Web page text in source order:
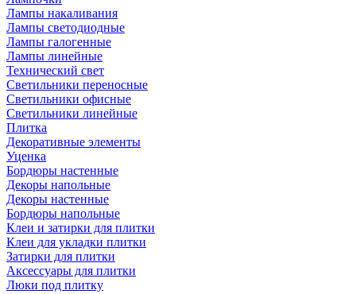
Лампы накаливания
Лампы светодиодные
Лампы галогенные
Лампы линейные
Технический свет
Светильники переносные
Светильники офисные
Светильники линейные
Плитка
Декоративные элементы
Уценка
Бордюры настенные
Декоры напольные
Декоры настенные
Бордюры напольные
Клеи и затирки для плитки
Клеи для укладки плитки
Затирки для плитки
Аксессуары для плитки
Люки под плитку